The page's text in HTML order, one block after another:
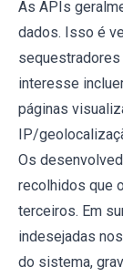
As APIs
dados. Isso é
sequestradores
interesse
páginas
IP/
Os
recolhidos que
terceiros. Em
indesejadas
do sistema,